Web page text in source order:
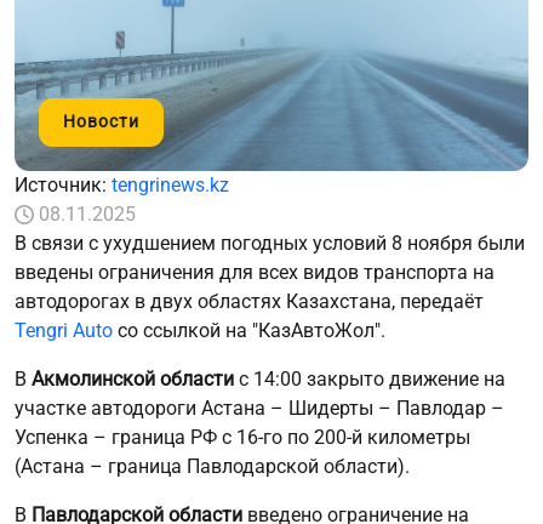
Новости
Источник: tengrinews.kz
08.11.2025
В связи с ухудшением погодных условий 8 ноября были
введены ограничения для всех видов транспорта на
автодорогах в двух областях Казахстана, передаёт
Tengri Auto со ссылкой на "КазАвтоЖол".
В Акмолинской области с 14:00 закрыто движение на
участке автодороги Астана – Шидерты – Павлодар –
Успенка – граница РФ с 16-го по 200-й километры
(Астана – граница Павлодарской области).
В Павлодарской области введено ограничение на